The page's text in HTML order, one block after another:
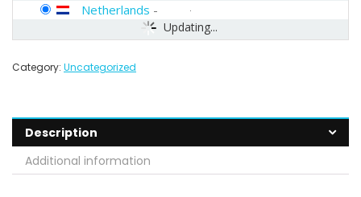
Updating...
Netherlands -
Category: Uncategorized
Description
Additional information